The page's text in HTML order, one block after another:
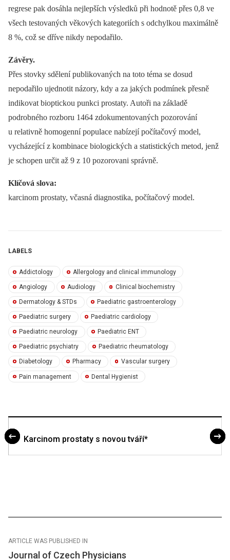
regrese pak dosáhla nejlepších výsledků při hodnotě přes 0,8 ve
všech testovaných věkových kategoriích s odchylkou maximálně
8 %, což se dříve nikdy nepodařilo.
Závěry.
Přes stovky sdělení publikovaných na toto téma se dosud
nepodařilo ujednotit názory, kdy a za jakých podmínek přesně
indikovat bioptickou punkci prostaty. Autoři na základě
podrobného rozboru 1464 zdokumentovaných pozorování
u relativně homogenní populace nabízejí počítačový model,
vycházející z kombinace biologických a statistických metod, jenž
je schopen určit až 9 z 10 pozorovani správně.
Klíčová slova:
karcinom prostaty, včasná diagnostika, počítačový model.
LABELS
Addictology Allergology and clinical immunology
Angiology Audiology Clinical biochemistry
Dermatology & STDs Paediatric gastroenterology
Paediatric surgery Paediatric cardiology
Paediatric neurology Paediatric ENT
Paediatric psychiatry Paediatric rheumatology
Diabetology Pharmacy Vascular surgery
Pain management Dental Hygienist
Karcinom prostaty s novou tváří*
ARTICLE WAS PUBLISHED IN
Journal of Czech Physicians